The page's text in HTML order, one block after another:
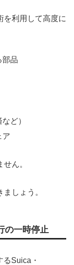
を利用して高度に
部品
ど）
ア
ん。
しょう。
の一時停止
Suica・